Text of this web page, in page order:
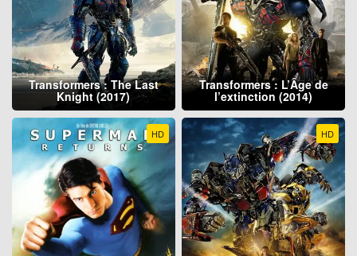
Transformers : The Last
Knight (2017)
Transformers : L’Âge de
l’extinction (2014)
HD HD